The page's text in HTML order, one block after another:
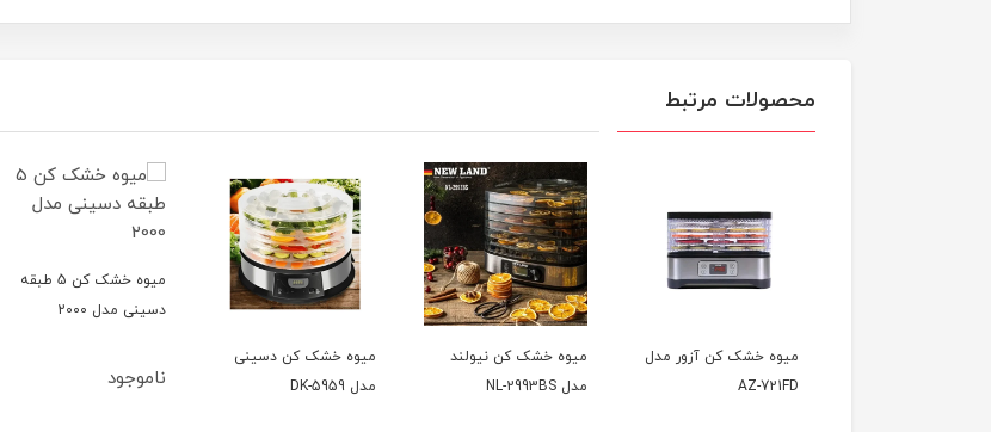
محصولات مرتبط
میوه خشک کن آزور مدل
AZ-721FD
میوه خشک کن نیولند
مدل NL-2993BS
میوه خشک کن دسینی
مدل DK-5959
میوه خشک کن 5 طبقه
دسینی مدل 2000
ناموجود